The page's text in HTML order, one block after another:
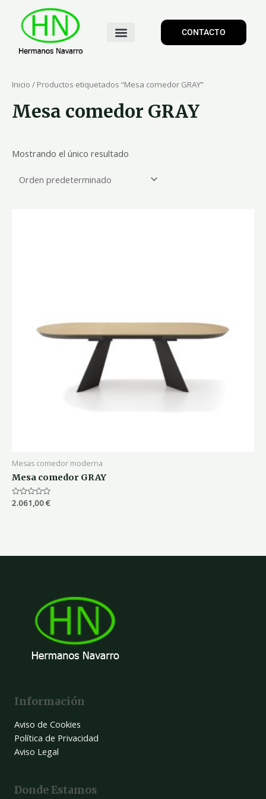
CONTACTO
Inicio / Productos etiquetados “Mesa comedor GRAY”
Mesa comedor GRAY
Mostrando el único resultado
Mesas comedor moderna
Mesa comedor GRAY
Valorado
2.061,00€
Información
Aviso de Cookies
Política de Privacidad
Aviso Legal
Donde Estamos